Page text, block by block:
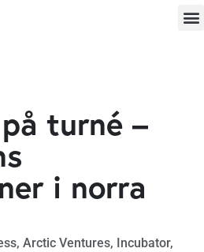
turné –
i norra
, Arctic Ventures, Incubator,